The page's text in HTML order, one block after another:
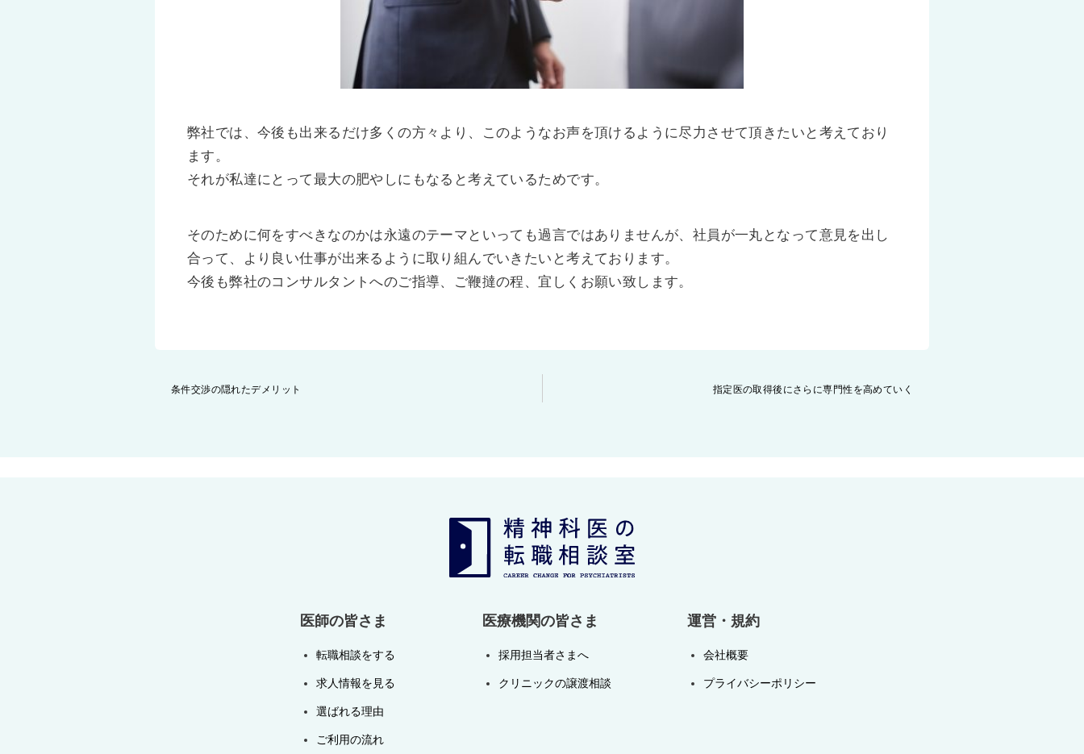
弊社では、今後も出来るだけ多くの方々より、このようなお声を頂けるように尽力させて頂きたいと考えており
ます。
それが私達にとって最大の肥やしにもなると考えているためです。
そのために何をすべきなのかは永遠のテーマといっても過言ではありませんが、社員が一丸となって意見を出し
合って、より良い仕事が出来るように取り組んでいきたいと考えております。
今後も弊社のコンサルタントへのご指導、ご鞭撻の程、宜しくお願い致します。
投条件交渉の隠れたデメリット 指定医の取得後にさらに専門性を高めていく
医師の皆さま
転職相談をする
求人情報を見る
選ばれる理由
ご利用の流れ
医療機関の皆さま
採用担当者さまへ
クリニックの譲渡相談
運営・規約
会社概要
プライバシーポリシー